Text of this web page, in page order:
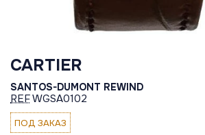
CARTIER
SANTOS-DUMONT REWIND
REFWGSA0102
ПОД ЗАКАЗ